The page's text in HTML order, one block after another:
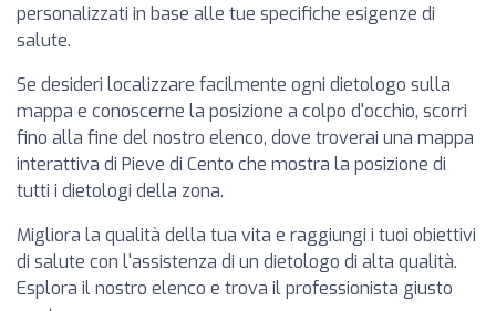
personalizzati in base alle tue specifiche esigenze di
salute.
Se desideri localizzare facilmente ogni dietologo sulla
mappa e conoscerne la posizione a colpo d'occhio, scorri
fino alla fine del nostro elenco, dove troverai una mappa
interattiva di Pieve di Cento che mostra la posizione di
tutti i dietologi della zona.
Migliora la qualità della tua vita e raggiungi i tuoi obiettivi
di salute con l'assistenza di un dietologo di alta qualità.
Esplora il nostro elenco e trova il professionista giusto